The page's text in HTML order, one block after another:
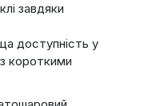
завдяки
доступність у
короткими